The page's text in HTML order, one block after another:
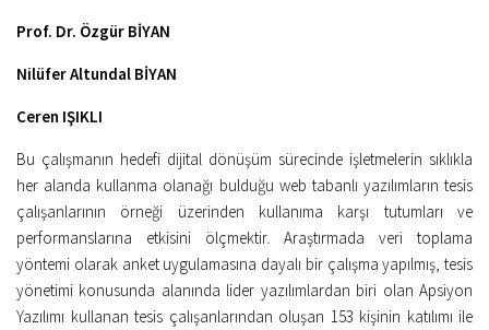
Kitaplar
İletişim
Prof. Dr. Özgür BİYAN
Nilüfer Altundal BİYAN
Ceren IŞIKLI
Bu çalışmanın hedefi dijital dönüşüm sürecinde işletmelerin sıklıkla
her alanda kullanma olanağı bulduğu web tabanlı yazılımların tesis
çalışanlarının örneği üzerinden kullanıma karşı tutumları ve
performanslarına etkisini ölçmektir.Araştırmada veri toplama
yöntemi olarak anket uygulamasına dayalı bir çalışma yapılmış, tesis
yönetimi konusunda alanında lider yazılımlardan biri olan Apsiyon
Yazılımı kullanan tesis çalışanlarından oluşan 153 kişinin katılımı ile